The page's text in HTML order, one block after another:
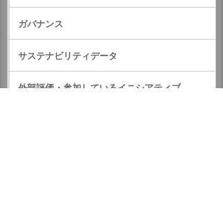
ガバナンス
サステナビリティデータ
外部評価・参加しているイニシアティブ